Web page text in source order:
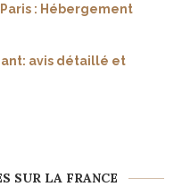
: Hébergement
avis détaillé et
SUR LA FRANCE